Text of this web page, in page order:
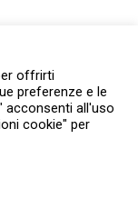
i luoghi meno
sabaude e dei
programma di
chiusi
offrirti
preferenze e le
acconsenti all'uso
cookie" per